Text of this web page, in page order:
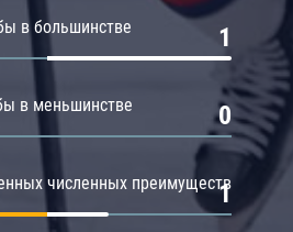
в большинстве 1
в меньшинстве 0
численных преимуществ
1